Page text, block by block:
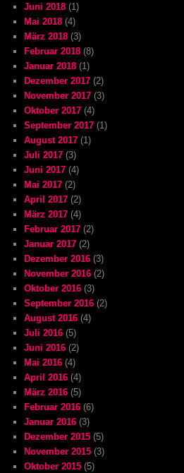
Juni 2018 (1)
Mai 2018 (4)
März 2018 (3)
Februar 2018 (8)
Januar 2018 (1)
Dezember 2017 (2)
November 2017 (3)
Oktober 2017 (4)
September 2017 (1)
August 2017 (1)
Juli 2017 (3)
Juni 2017 (4)
Mai 2017 (2)
April 2017 (2)
März 2017 (4)
Februar 2017 (2)
Januar 2017 (2)
Dezember 2016 (3)
November 2016 (2)
Oktober 2016 (3)
September 2016 (2)
August 2016 (4)
Juli 2016 (5)
Juni 2016 (2)
Mai 2016 (4)
April 2016 (4)
März 2016 (5)
Februar 2016 (6)
Januar 2016 (3)
Dezember 2015 (5)
November 2015 (3)
Oktober 2015 (5)